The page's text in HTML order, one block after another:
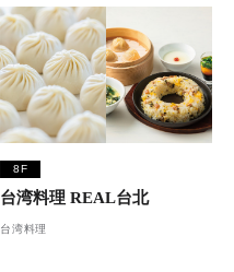
8F
台湾料理 REAL台北
台湾料理